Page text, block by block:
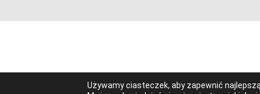
Używamy ciasteczek, aby zapewnić